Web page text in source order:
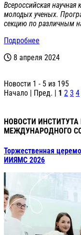
Всероссийская
молодых ученых.
секцию по различным
Подробнее
8 апреля 2024
Новости 1 - 5 из 195
Начало | Пред. | 1 2 3 4
НОВОСТИ
МЕЖДУНАРОДНОГО
Торжественная
ИИЯМС 2026